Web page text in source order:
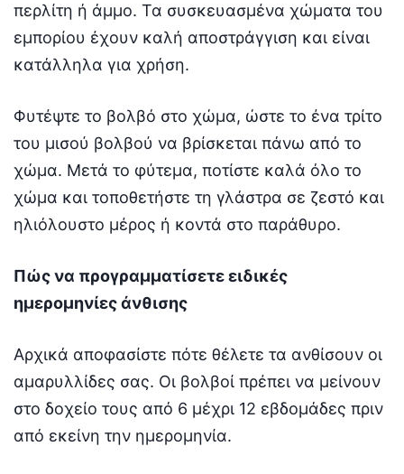
περλίτη ή άμμο. Τα συσκευασμένα χώματα του
εμπορίου έχουν καλή αποστράγγιση και είναι
κατάλληλα για χρήση.
Φυτέψτε το βολβό στο χώμα, ώστε το ένα τρίτο
του μισού βολβού να βρίσκεται πάνω από το
χώμα. Μετά το φύτεμα, ποτίστε καλά όλο το
χώμα και τοποθετήστε τη γλάστρα σε ζεστό και
ηλιόλουστο μέρος ή κοντά στο παράθυρο.
Πώς να προγραμματίσετε ειδικές
ημερομηνίες άνθισης
Αρχικά αποφασίστε πότε θέλετε τα ανθίσουν οι
αμαρυλλίδες σας. Οι βολβοί πρέπει να μείνουν
στο δοχείο τους από 6 μέχρι 12 εβδομάδες πριν
από εκείνη την ημερομηνία.